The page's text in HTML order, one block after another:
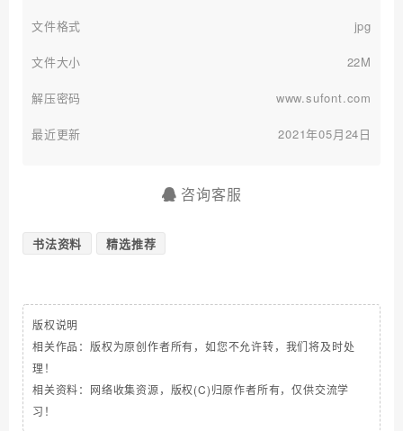
文件格式 jpg
文件大小 22M
解压密码 www.sufont.com
最近更新 2021年05月24日
咨询客服
书法资料 精选推荐
版权说明
相关作品：版权为原创作者所有，如您不允许转，我们将及时处
理！
相关资料：网络收集资源，版权(C)归原作者所有，仅供交流学
习！